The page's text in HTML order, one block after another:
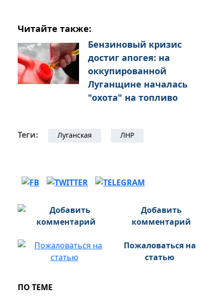
Читайте также:
Бензиновый кризис
достиг апогея: на
оккупированной
Луганщине началась
"охота" на топливо
Теги: Луганская ЛНР
Добавить
комментарий
Пожаловаться на
статью
ПО ТЕМЕ